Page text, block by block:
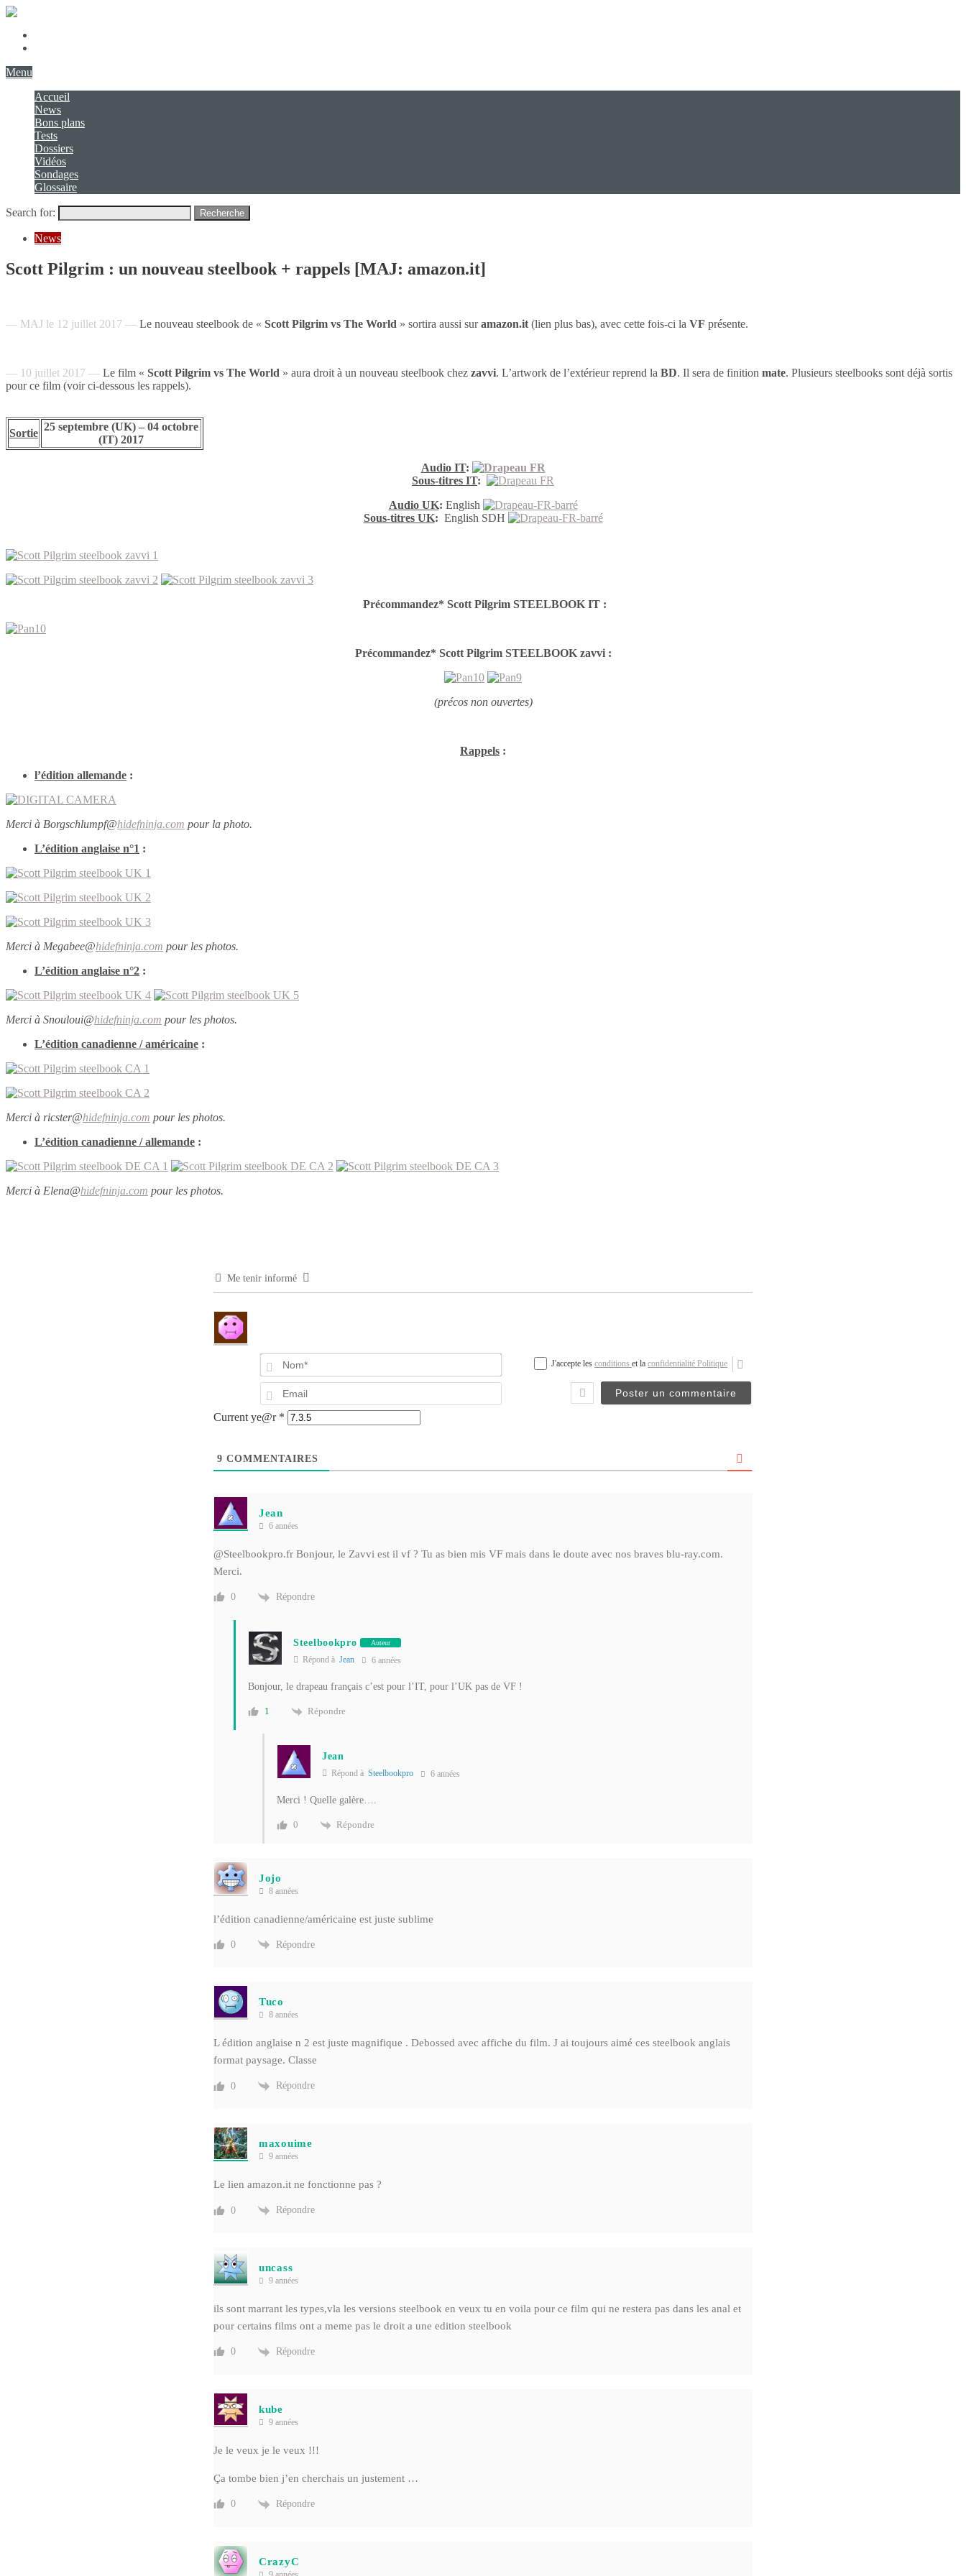
Menu
Accueil
News
Bons plans
Tests
Dossiers
Vidéos
Sondages
Glossaire
Search for: Recherche
News
Scott Pilgrim : un nouveau steelbook + rappels [MAJ: amazon.it]
— MAJ le 12 juillet 2017 — Le nouveau steelbook de « Scott Pilgrim vs The World » sortira aussi suramazon.it (lien plus bas), avec cette fois-ci la VF présente.
— 10 juillet 2017 — Le film « Scott Pilgrim vs The World » aura droit à un nouveau steelbook chez zavvi. L’artwork de l’extérieur reprend la BD. Il sera de finition mate. Plusieurs steelbooks sont déjà sortis
pour ce film (voir ci-dessous les rappels).
Sortie
25 septembre (UK) – 04 octobre
(IT) 2017
Audio IT:
Sous-titres IT:
Audio UK: English
Sous-titres UK: English SDH
Précommandez* Scott Pilgrim STEELBOOK IT :
Précommandez* Scott Pilgrim STEELBOOK zavvi :
(précos non ouvertes)
Rappels :
l’édition allemande :
Merci à Borgschlumpf@hidefninja.com pour la photo.
L’édition anglaise n°1 :
Merci à Megabee@hidefninja.com pour les photos.
L’édition anglaise n°2 :
Merci à Snouloui@hidefninja.com pour les photos.
L’édition canadienne / américaine :
Merci à ricster@hidefninja.com pour les photos.
L’édition canadienne / allemande :
Merci à Elena@hidefninja.com pour les photos.
Me tenir informé
Nom*
Email
J'accepte les conditions et la confidentialité Politique
Current ye@r *
9 COMMENTAIRES
Jean
6 années
@Steelbookpro.fr Bonjour, le Zavvi est il vf ? Tu as bien mis VF mais dans le doute avec nos braves blu-ray.com.
Merci.
0 Répondre
Steelbookpro Auteur
Répond à Jean 6 années
Bonjour, le drapeau français c’est pour l’IT, pour l’UK pas de VF !
1 Répondre
Jean
Répond à Steelbookpro 6 années
Merci ! Quelle galère….
0 Répondre
Jojo
8 années
l’édition canadienne/américaine est juste sublime
0 Répondre
Tuco
8 années
L édition anglaise n 2 est juste magnifique . Debossed avec affiche du film. J ai toujours aimé ces steelbook anglais
format paysage. Classe
0 Répondre
maxouime
9 années
Le lien amazon.it ne fonctionne pas ?
0 Répondre
uncass
9 années
ils sont marrant les types,vla les versions steelbook en veux tu en voila pour ce film qui ne restera pas dans les anal et
pour certains films ont a meme pas le droit a une edition steelbook
0 Répondre
kube
9 années
Je le veux je le veux !!!
Ça tombe bien j’en cherchais un justement …
0 Répondre
CrazyC